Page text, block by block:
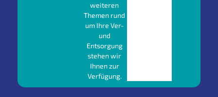
weiteren
Themen rund
um Ihre Ver-
und
Entsorgung
stehen wir
Ihnen zur
Verfügung.